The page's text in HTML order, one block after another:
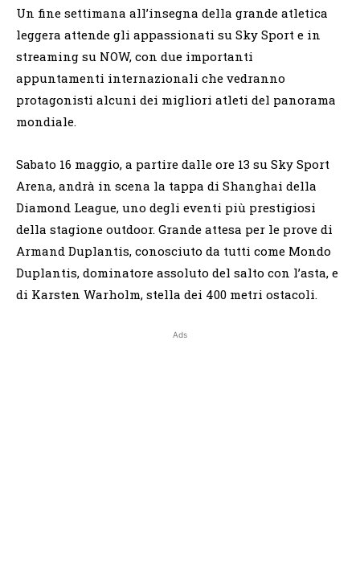
Un fine settimana all’insegna della grande atletica
leggera attende gli appassionati su Sky Sport e in
streaming su NOW, con due importanti
appuntamenti internazionali che vedranno
protagonisti alcuni dei migliori atleti del panorama
mondiale.
Sabato 16 maggio, a partire dalle ore 13 su Sky Sport
Arena, andrà in scena la tappa di Shanghai della
Diamond League, uno degli eventi più prestigiosi
della stagione outdoor. Grande attesa per le prove di
Armand Duplantis, conosciuto da tutti come Mondo
Duplantis, dominatore assoluto del salto con l’asta, e
di Karsten Warholm, stella dei 400 metri ostacoli.
Ads